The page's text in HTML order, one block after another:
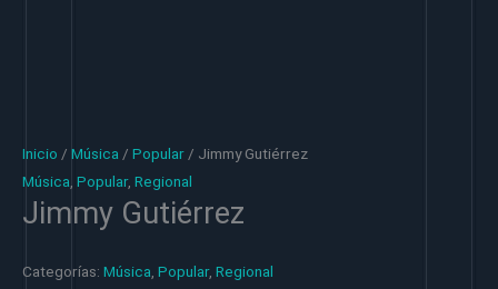
Inicio / Música / Popular/ Jimmy Gutiérrez
Música, Popular, Regional
Jimmy Gutiérrez
Categorías: Música, Popular, Regional